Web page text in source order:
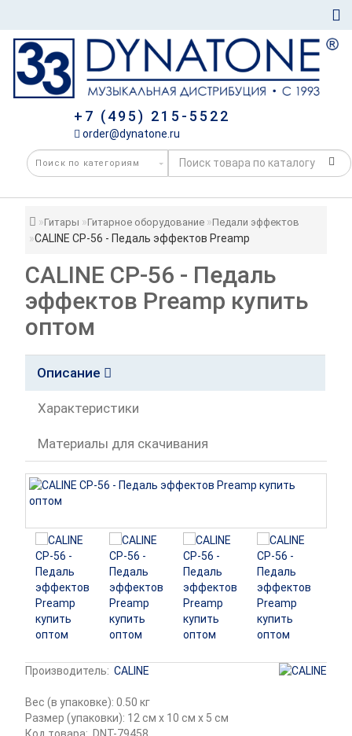
+7 (495) 215-5522
order@dynatone.ru
Гитары Гитарное оборудование Педали эффектов
CALINE CP-56 - Педаль эффектов Preamp
CALINE CP-56 - Педаль
эффектов Preamp купить
оптом
Описание
Характеристики
Материалы для скачивания
Производитель: CALINE
Вес (в упаковке): 0.50 кг
Размер (упаковки): 12 см x 10 см x 5 см